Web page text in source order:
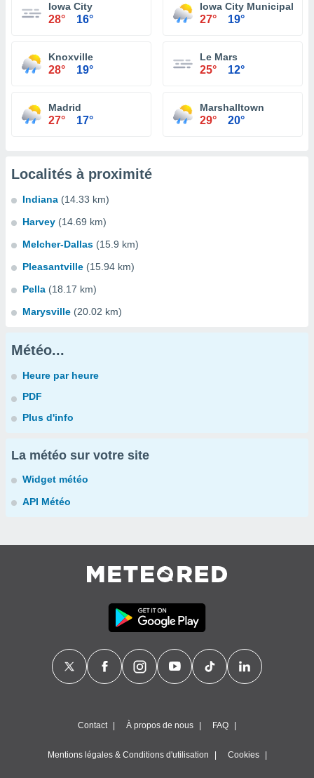
Iowa City
28° 16°
Iowa City Municipal
27° 19°
Knoxville
28° 19°
Le Mars
25° 12°
Madrid
27° 17°
Marshalltown
29° 20°
Localités à proximité
Indiana (14.33 km)
Harvey (14.69 km)
Melcher-Dallas (15.9 km)
Pleasantville (15.94 km)
Pella (18.17 km)
Marysville (20.02 km)
Météo...
Heure par heure
PDF
Plus d'info
La météo sur votre site
Widget météo
API Météo
Contact À propos de nous FAQ
Mentions légales & Conditions d'utilisation Cookies